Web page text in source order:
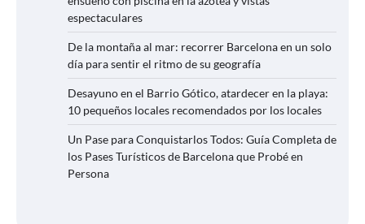
espectaculares
De la montaña al mar: recorrer Barcelona en un solo
día para sentir el ritmo de su geografía
Desayuno en el Barrio Gótico, atardecer en la playa:
10 pequeños locales recomendados por los locales
Un Pase para Conquistarlos Todos: Guía Completa de
los Pases Turísticos de Barcelona que Probé en
Persona